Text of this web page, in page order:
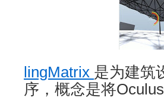
lingMatrix 是为建筑
序，概念是将